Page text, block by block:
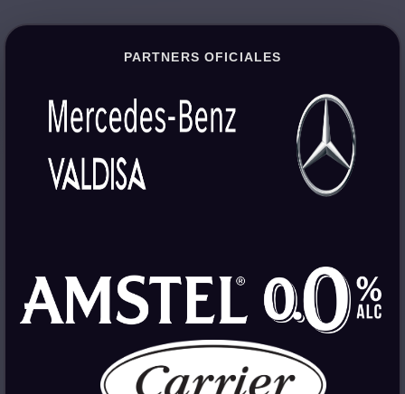
PARTNERS OFICIALES